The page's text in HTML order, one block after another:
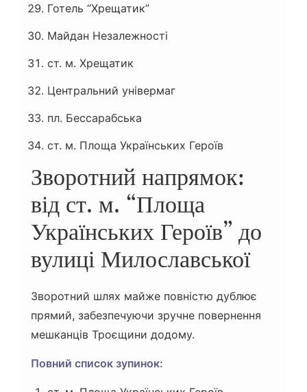
Готель “Хрещатик”
Майдан Незалежності
ст. м. Хрещатик
Центральний універмаг
пл. Бессарабська
ст. м. Площа Українських Героїв
Зворотний напрямок:
від ст. м. “Площа
Українських Героїв” до
вулиці Милославської
Зворотний шлях майже повністю дублює
прямий, забезпечуючи зручне повернення
мешканців Троєщини додому.
Повний список зупинок: